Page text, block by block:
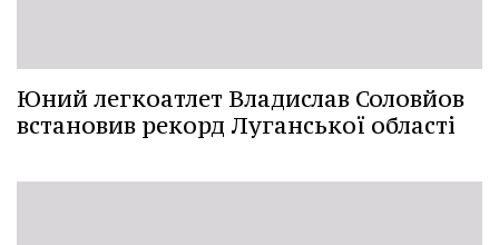
Юний легкоатлет Владислав Соловйов
встановив рекорд Луганської області